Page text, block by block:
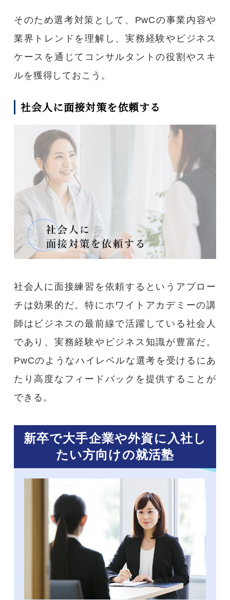
そのため選考対策として、PwCの事業内容や
業界トレンドを理解し、実務経験やビジネス
ケースを通じてコンサルタントの役割やスキ
ルを獲得しておこう。
社会人に面接対策を依頼する
社会人に面接練習を依頼するというアプロー
チは効果的だ。特にホワイトアカデミーの講
師はビジネスの最前線で活躍している社会人
であり、実務経験やビジネス知識が豊富だ。
PwCのようなハイレベルな選考を受けるにあ
たり高度なフィードバックを提供することが
できる。
新卒で大手企業や外資に入社し
たい方向けの就活塾